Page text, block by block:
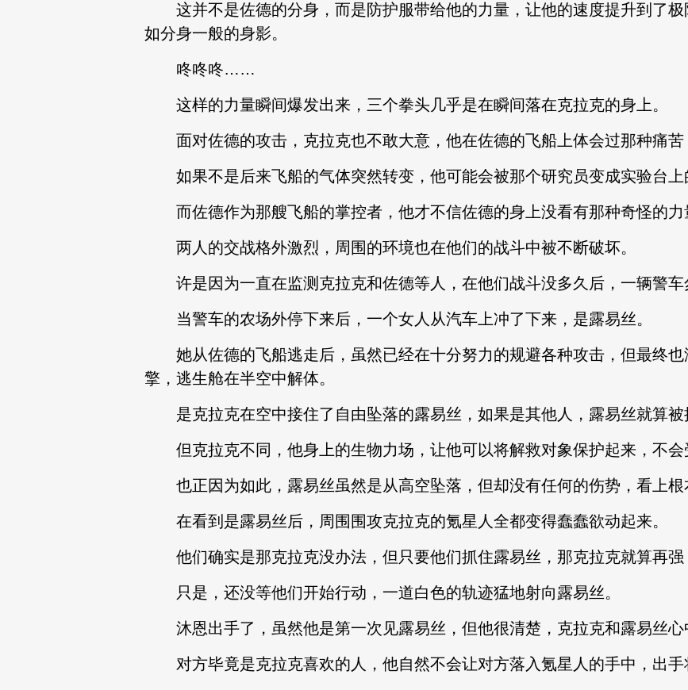
这并不是佐德的分身，而是防护服带给他的力量，让他的速度提升到了极
如分身一般的身影。
咚咚咚……
这样的力量瞬间爆发出来，三个拳头几乎是在瞬间落在克拉克的身上。
面对佐德的攻击，克拉克也不敢大意，他在佐德的飞船上体会过那种痛苦
如果不是后来飞船的气体突然转变，他可能会被那个研究员变成实验台上
而佐德作为那艘飞船的掌控者，他才不信佐德的身上没看有那种奇怪的力
两人的交战格外激烈，周围的环境也在他们的战斗中被不断破坏。
许是因为一直在监测克拉克和佐德等人，在他们战斗没多久后，一辆警车
当警车的农场外停下来后，一个女人从汽车上冲了下来，是露易丝。
她从佐德的飞船逃走后，虽然已经在十分努力的规避各种攻击，但最终也
擎，逃生舱在半空中解体。
是克拉克在空中接住了自由坠落的露易丝，如果是其他人，露易丝就算被
但克拉克不同，他身上的生物力场，让他可以将解救对象保护起来，不会
也正因为如此，露易丝虽然是从高空坠落，但却没有任何的伤势，看上根
在看到是露易丝后，周围围攻克拉克的氪星人全都变得蠢蠢欲动起来。
他们确实是那克拉克没办法，但只要他们抓住露易丝，那克拉克就算再强
只是，还没等他们开始行动，一道白色的轨迹猛地射向露易丝。
沐恩出手了，虽然他是第一次见露易丝，但他很清楚，克拉克和露易丝心
对方毕竟是克拉克喜欢的人，他自然不会让对方落入氪星人的手中，出手